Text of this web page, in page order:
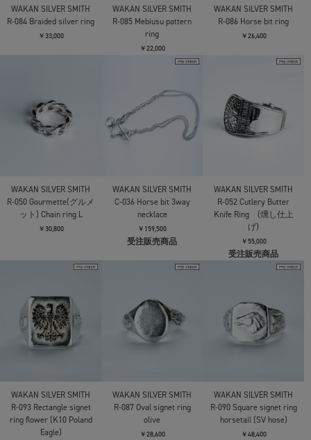
WAKAN SILVER SMITH
R-084 Braided silver ring
￥33,000
WAKAN SILVER SMITH
R-085 Mebiusu pattern
ring
￥22,000
WAKAN SILVER SMITH
R-086 Horse bit ring
￥26,400
WAKAN SILVER SMITH
R-050 Gourmette(グルメ
ット) Chain ring L
￥30,800
WAKAN SILVER SMITH
C-036 Horse bit 3way
necklace
￥159,500
受注販売商品
WAKAN SILVER SMITH
R-052 Cutlery Butter
Knife Ring (燻し仕上
げ)
￥55,000
受注販売商品
WAKAN SILVER SMITH
R-093 Rectangle signet
ring flower (K10 Poland
Eagle)
WAKAN SILVER SMITH
R-087 Oval signet ring
olive
￥28,600
WAKAN SILVER SMITH
R-090 Square signet ring
horsetail (SV hose)
￥48,400